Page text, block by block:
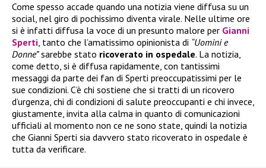
Come spesso accade quando una notizia viene diffusa su un
social, nel giro di pochissimo diventa virale. Nelle ultime ore
si è infatti diffusa la voce di un presunto malore per Gianni
Sperti, tanto che l’amatissimo opinionista di “Uomini e
Donne”sarebbe stato ricoverato in ospedale. La notizia,
come detto, si è diffusa rapidamente, con tantissimi
messaggi da parte dei fan di Sperti preoccupatissimi per le
sue condizioni. C’è chi sostiene che si tratti di un ricovero
d’urgenza, chi di condizioni di salute preoccupanti e chi invece,
giustamente, invita alla calma in quanto di comunicazioni
ufficiali al momento non ce ne sono state, quindi la notizia
che Gianni Sperti sia davvero stato ricoverato in ospedale è
tutta da verificare.